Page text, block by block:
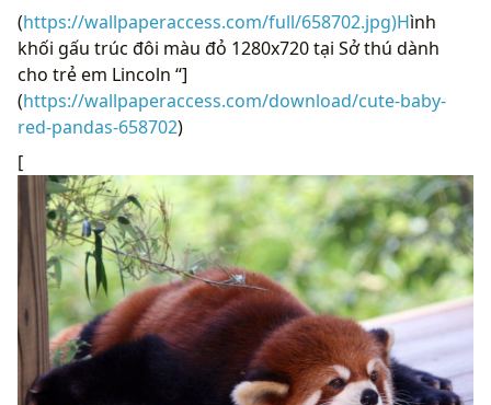
(https://wallpaperaccess.com/full/658702.jpg)Hình
khối gấu trúc đôi màu đỏ 1280x720 tại Sở thú dành
cho trẻ em Lincoln “]
(https://wallpaperaccess.com/download/cute-baby-
red-pandas-658702)
[